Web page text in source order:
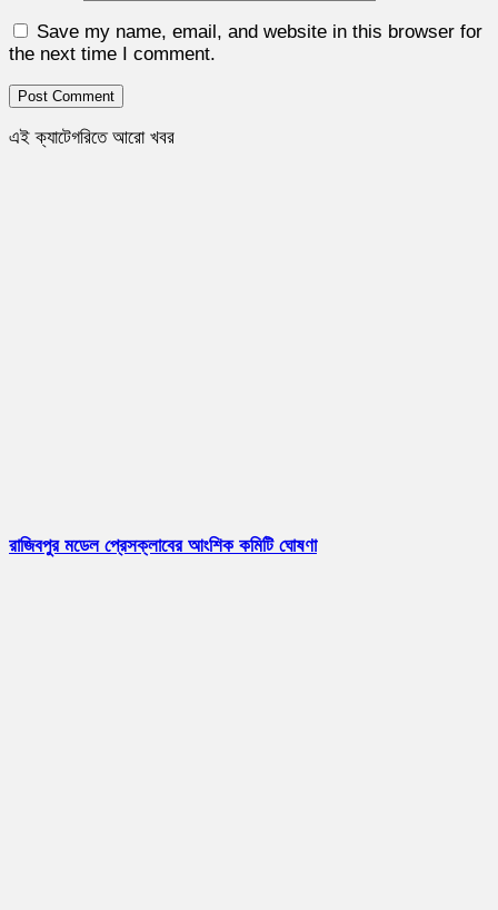
Save my name, email, and website in this browser for
the next time I comment.
এই ক্যাটেগরিতে আরো খবর
রাজিবপুর মডেল প্রেসক্লাবের আংশিক কমিটি ঘোষণা